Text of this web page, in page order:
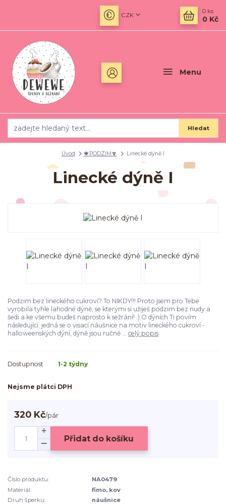
Menu
CZK
Hledat
0 ks
0 Kč
Úvod 🍁PODZIM🍄 Linecké dýně I
Linecké dýně I
Podzim bez lineckého cukroví? To NIKDY!!! Proto jsem pro Tebe
vyrobila tyhle lahodné dýně, se kterými si užiješ podzim bez nudy a
šedi a ke všemu budeš naprosto k sežrání! :) O dýních Ti povím
následující: jedná se o visací náušnice na motiv lineckého cukroví -
halloweenských dýní, dýně jsou ručně ... celý popis
Dostupnost 1-2 týdny
Nejsme plátci DPH
320 Kč/pár
Přidat do košíku
Číslo produktu:
NA0479
Materiál:
fimo, kov
Druh šperku:
náušnice